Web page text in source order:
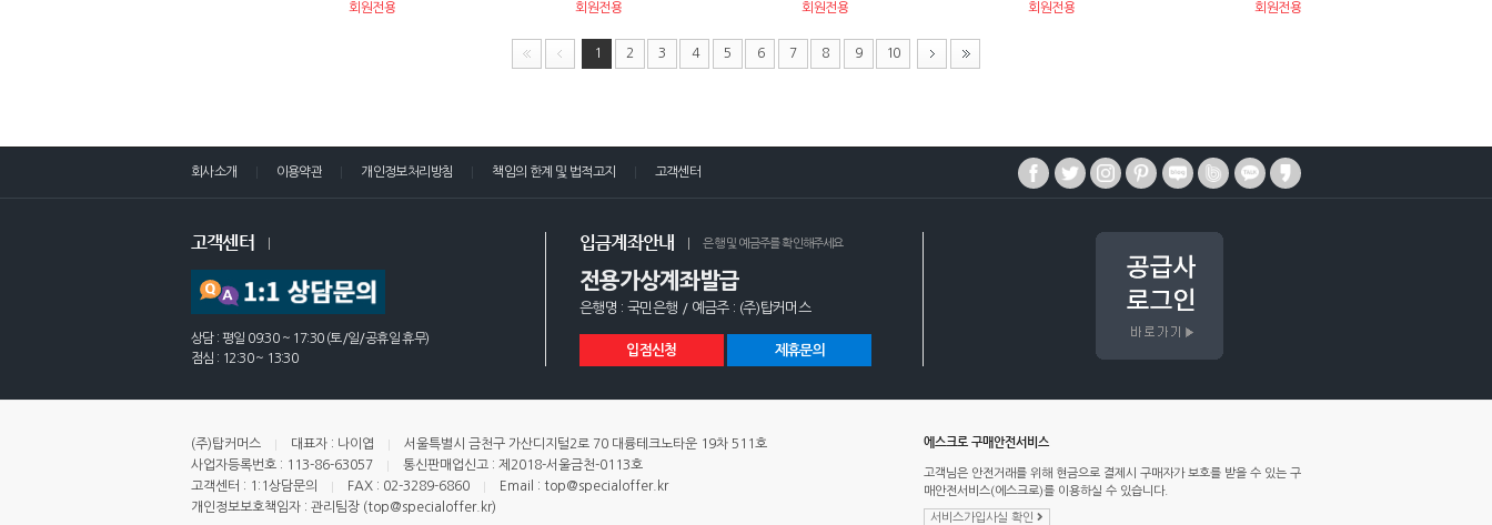
회원전용
회원전용
회원전용
회원전용
회원전용
1 2 3 4 5 6 7 8 9 10
회사소개 이용약관 개인정보처리방침 책임의 한계 및 법적고지 고객센터
고객센터
상담 : 평일 09:30 ~ 17:30 (토/일/공휴일 휴무)
점심 : 12:30 ~ 13:30
입금계좌안내 은행 및 예금주를 확인해주세요
전용가상계좌발급
은행명 : 국민은행 / 예금주 : (주)탑커머스
입점신청 제휴문의
(주)탑커머스 대표자 : 나이엽
서울특별시 금천구 가산디지털2로 70 대륭테크노타운 19차 511호
사업자등록번호 : 113-86-63057
통신판매업신고 : 제2018-서울금천-0113호
고객센터 : 1:1상담문의
FAX : 02-3289-6860
Email : top@specialoffer.kr
개인정보보호책임자 : 관리팀장 (top@specialoffer.kr)
에스크로 구매안전서비스
고객님은 안전거래를 위해 현금으로 결제시 구매자가 보호를 받을 수 있는 구
매안전서비스(에스크로)를 이용하실 수 있습니다.
서비스가입사실 확인